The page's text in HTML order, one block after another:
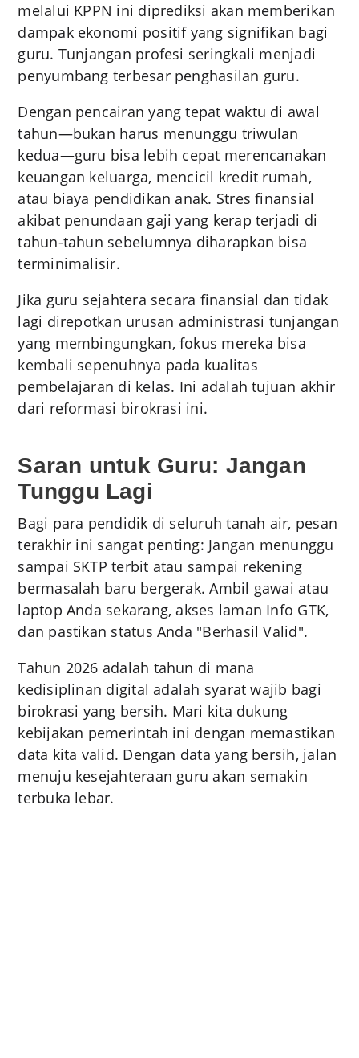
melalui KPPN ini diprediksi akan memberikan
dampak ekonomi positif yang signifikan bagi
guru. Tunjangan profesi seringkali menjadi
penyumbang terbesar penghasilan guru.
Dengan pencairan yang tepat waktu di awal
tahun—bukan harus menunggu triwulan
kedua—guru bisa lebih cepat merencanakan
keuangan keluarga, mencicil kredit rumah,
atau biaya pendidikan anak. Stres finansial
akibat penundaan gaji yang kerap terjadi di
tahun-tahun sebelumnya diharapkan bisa
terminimalisir.
Jika guru sejahtera secara finansial dan tidak
lagi direpotkan urusan administrasi tunjangan
yang membingungkan, fokus mereka bisa
kembali sepenuhnya pada kualitas
pembelajaran di kelas. Ini adalah tujuan akhir
dari reformasi birokrasi ini.
Saran untuk Guru: Jangan
Tunggu Lagi
Bagi para pendidik di seluruh tanah air, pesan
terakhir ini sangat penting: Jangan menunggu
sampai SKTP terbit atau sampai rekening
bermasalah baru bergerak. Ambil gawai atau
laptop Anda sekarang, akses laman Info GTK,
dan pastikan status Anda "Berhasil Valid".
Tahun 2026 adalah tahun di mana
kedisiplinan digital adalah syarat wajib bagi
birokrasi yang bersih. Mari kita dukung
kebijakan pemerintah ini dengan memastikan
data kita valid. Dengan data yang bersih, jalan
menuju kesejahteraan guru akan semakin
terbuka lebar.